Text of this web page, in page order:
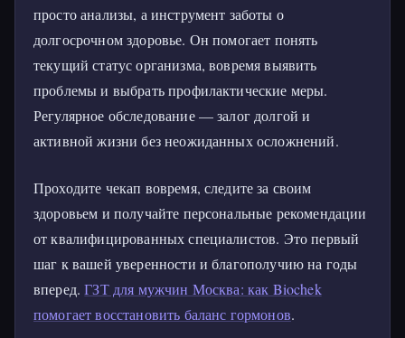
просто анализы, а инструмент заботы о
долгосрочном здоровье. Он помогает понять
текущий статус организма, вовремя выявить
проблемы и выбрать профилактические меры.
Регулярное обследование — залог долгой и
активной жизни без неожиданных осложнений.
Проходите чекап вовремя, следите за своим
здоровьем и получайте персональные рекомендации
от квалифицированных специалистов. Это первый
шаг к вашей уверенности и благополучию на годы
вперед.ГЗТ для мужчин Москва: как Biochek
помогает восстановить баланс гормонов.